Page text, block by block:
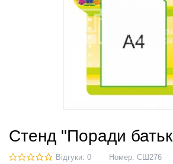
Стенд "Поради
Відгуки: 0 Номер: СШ276